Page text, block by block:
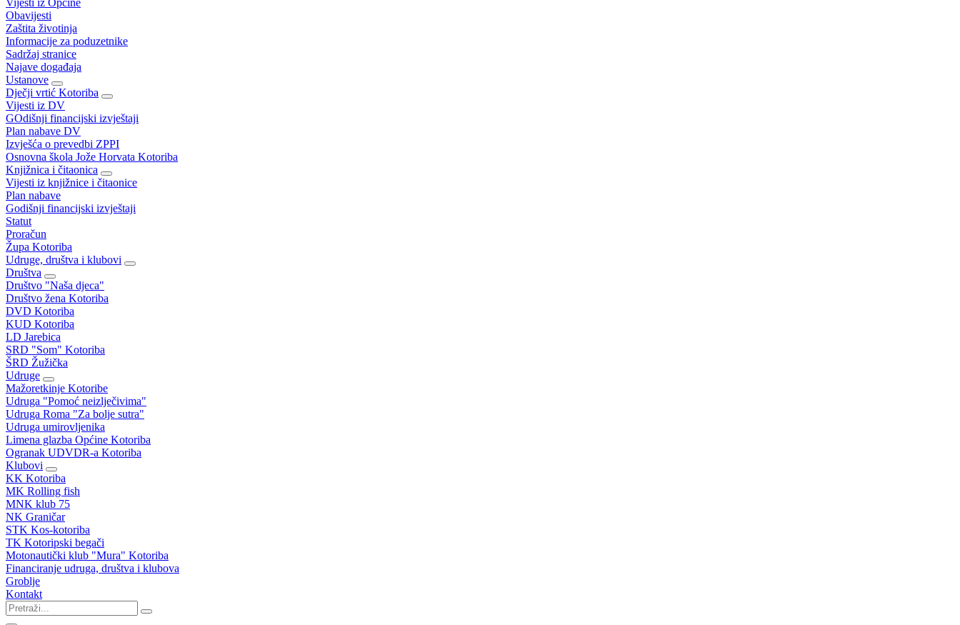
Vijesti iz Općine
Obavijesti
Zaštita životinja
Informacije za poduzetnike
Sadržaj stranice
Najave događaja
Ustanove
Dječji vrtić Kotoriba
Vijesti iz DV
GOdišnji financijski izvještaji
Plan nabave DV
Izvješća o prevedbi ZPPI
Osnovna škola Jože Horvata Kotoriba
Knjižnica i čitaonica
Vijesti iz knjižnice i čitaonice
Plan nabave
Godišnji financijski izvještaji
Statut
Proračun
Župa Kotoriba
Udruge, društva i klubovi
Društva
Društvo "Naša djeca"
Društvo žena Kotoriba
DVD Kotoriba
KUD Kotoriba
LD Jarebica
SRD "Som" Kotoriba
ŠRD Žužička
Udruge
Mažoretkinje Kotoribe
Udruga "Pomoć neizlječivima"
Udruga Roma "Za bolje sutra"
Udruga umirovljenika
Limena glazba Općine Kotoriba
Ogranak UDVDR-a Kotoriba
Klubovi
KK Kotoriba
MK Rolling fish
MNK klub 75
NK Graničar
STK Kos-kotoriba
TK Kotoripski begači
Motonautički klub "Mura" Kotoriba
Financiranje udruga, društva i klubova
Groblje
Kontakt